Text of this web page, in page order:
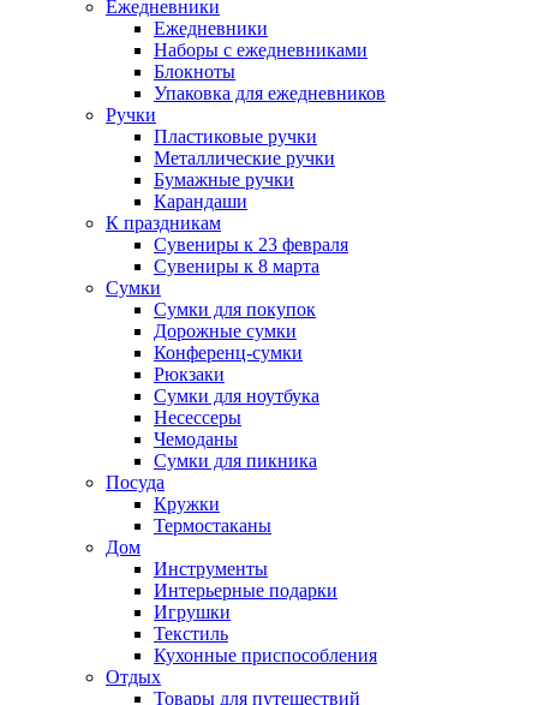
Ежедневники
Ежедневники
Наборы с ежедневниками
Блокноты
Упаковка для ежедневников
Ручки
Пластиковые ручки
Металлические ручки
Бумажные ручки
Карандаши
К праздникам
Сувениры к 23 февраля
Сувениры к 8 марта
Сумки
Сумки для покупок
Дорожные сумки
Конференц-сумки
Рюкзаки
Сумки для ноутбука
Несессеры
Чемоданы
Сумки для пикника
Посуда
Кружки
Термостаканы
Дом
Инструменты
Интерьерные подарки
Игрушки
Текстиль
Кухонные приспособления
Отдых
Товары для путешествий